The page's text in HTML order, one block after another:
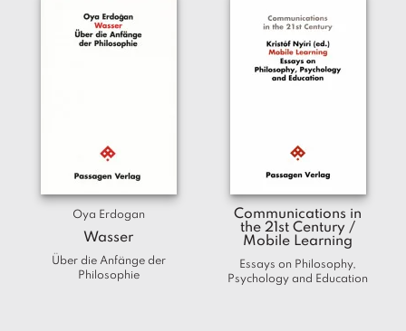
Oya Erdogan
Wasser
Über die Anfänge der
Philosophie
Communications in
the 21st Century /
Mobile Learning
Essays on Philosophy,
Psychology and Education